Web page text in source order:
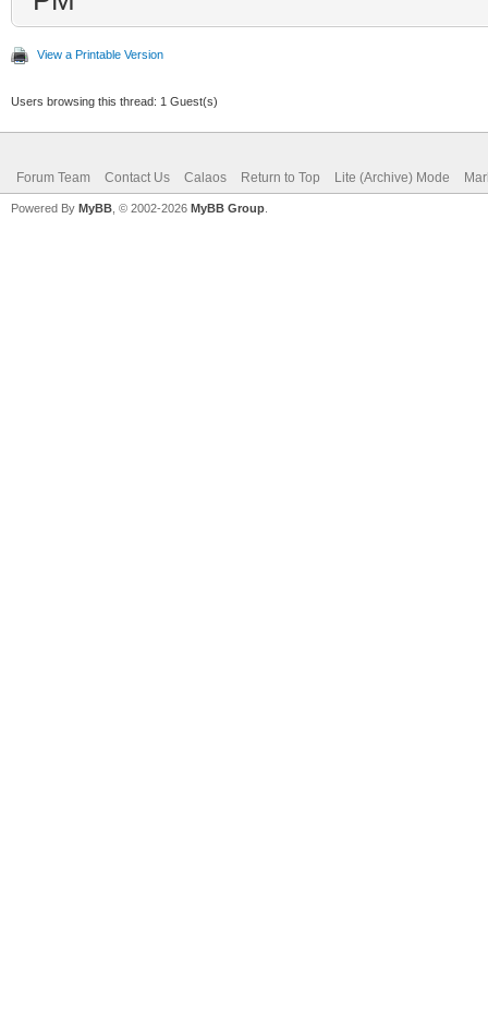
View a Printable Version
Users browsing this thread: 1 Guest(s)
Forum Team Contact Us Calaos Return to Top Lite (Archive) Mode
Powered By MyBB , © 2002-2026 MyBB Group